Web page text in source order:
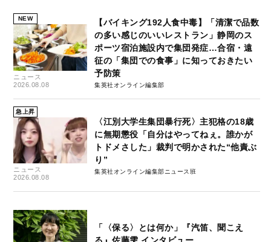
NEW
ニュース
2026.08.08
【バイキング192人食中毒】「清潔で品数
の多い感じのいいレストラン」静岡のス
ポーツ宿泊施設内で集団発症…合宿・遠
征の「集団での食事」に知っておきたい
予防策
集英社オンライン編集部
急上昇
ニュース
2026.08.08
〈江別大学生集団暴行死〉主犯格の18歳
に無期懲役「自分はやってねぇ。誰かが
トドメさした」裁判で明かされた“他責ぶ
り”
集英社オンライン編集部ニュース班
「〈保る〉とは何か」『汽笛、聞こえ
る』佐藤雫 インタビュー